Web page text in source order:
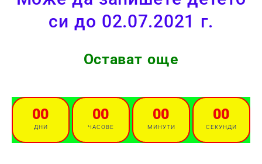
си до 02.07.2021 г.
Остават още
00
ДНИ
00
ЧАСОВЕ
00
МИНУТИ
00
СЕКУНДИ